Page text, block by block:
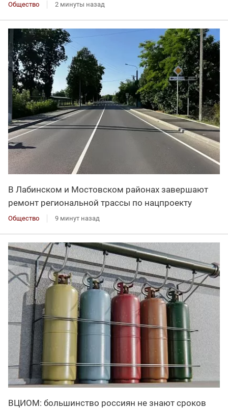
Общество 2 минуты назад
В Лабинском и Мостовском районах завершают
ремонт региональной трассы по нацпроекту
Общество 9 минут назад
ВЦИОМ: большинство россиян не знают сроков